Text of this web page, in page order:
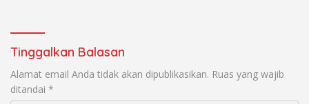
Tinggalkan Balasan
Alamat email Anda tidak akan dipublikasikan. Ruas yang wajib
ditandai *